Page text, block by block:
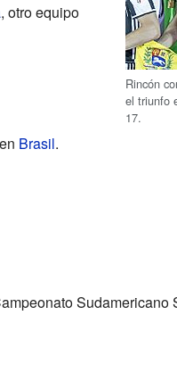
Rincón
el triunfo
17.
, otro equipo
en Brasil.
Sudamericano